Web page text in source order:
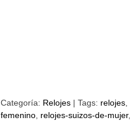
Categoría: Relojes| Tags: relojes
femenino relojes-suizos-de-mujer